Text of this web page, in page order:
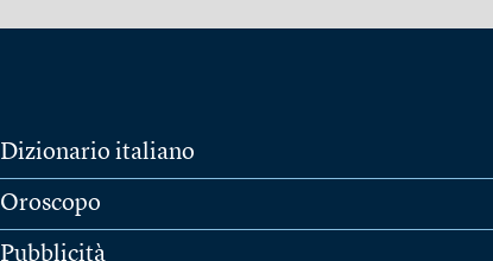
Dizionario italiano
Oroscopo
Pubblicità